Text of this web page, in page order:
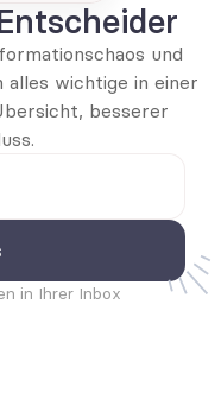
und
wichtige in einer
besserer
in Ihrer Inbox